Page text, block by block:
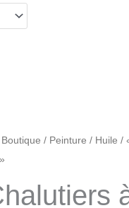
Boutique / Peinture / Huile /